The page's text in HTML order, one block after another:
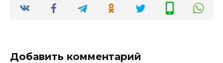
Добавить комментарий